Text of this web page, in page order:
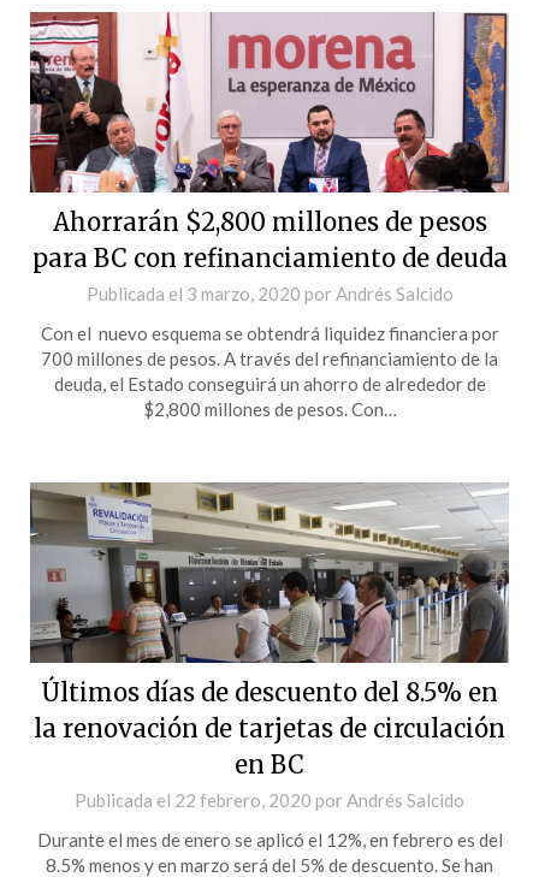
Ahorrarán $2,800 millones de pesos
para BC con refinanciamiento de deuda
Publicada el 3 marzo, 2020 por Andrés Salcido
Con el nuevo esquema se obtendrá liquidez financiera por
700 millones de pesos. A través del refinanciamiento de la
deuda, el Estado conseguirá un ahorro de alrededor de
$2,800 millones de pesos. Con…
Últimos días de descuento del 8.5% en
la renovación de tarjetas de circulación
en BC
Publicada el 22 febrero, 2020 por Andrés Salcido
Durante el mes de enero se aplicó el 12%, en febrero es del
8.5% menos y en marzo será del 5% de descuento. Se han